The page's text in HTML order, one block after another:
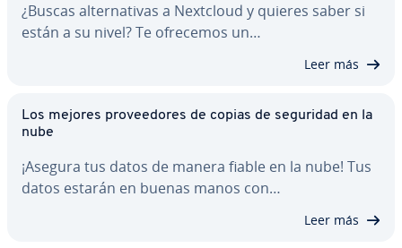
¿Buscas al­te­r­na­ti­vas a Nextcloud y quieres saber si
están a su nivel? Te ofrecemos un…
Leer más
Los mejores pro­vee­do­res de copias de seguridad en la
nube
¡Asegura tus datos de manera fiable en la nube! Tus
datos estarán en buenas manos con…
Leer más